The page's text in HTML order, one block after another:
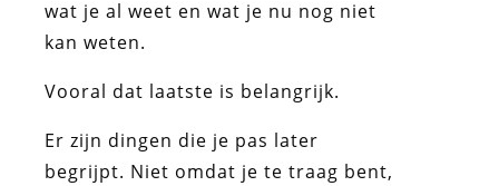
wat je al weet en wat je nu nog niet
kan weten.
Vooral dat laatste is belangrijk.
Er zijn dingen die je pas later
begrijpt. Niet omdat je te traag bent,